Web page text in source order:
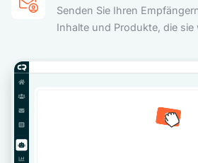
Senden Sie Ihren
Inhalte und Produkte, die sie